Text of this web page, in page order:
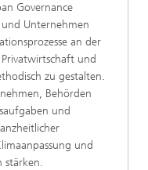
Governance
Unternehmen
an der
und
zu gestalten.
Behörden
und
und
stärken.